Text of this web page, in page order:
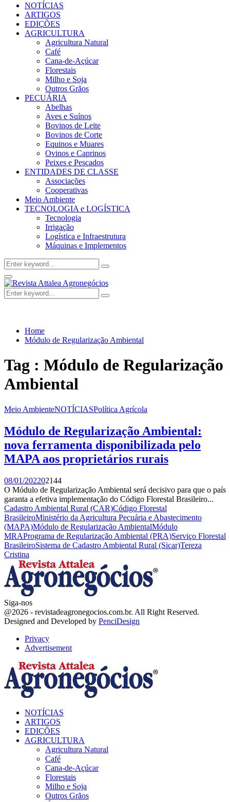
NOTÍCIAS
ARTIGOS
EDIÇÕES
AGRICULTURA
Agricultura Natural
Café
Cana-de-Açúcar
Florestais
Milho e Soja
Outros Grãos
PECUÁRIA
Abelhas
Aves e Suínos
Bovinos de Leite
Bovinos de Corte
Equinos e Muares
Ovinos e Caprinos
Peixes e Pescados
ENTIDADES DE CLASSE
Associações
Cooperativas
Meio Ambiente
TECNOLOGIA e LOGÍSTICA
Tecnologia
Irrigação
Logística e Infraestrutura
Máquinas e Implementos
Search
for:
Search
Facebook
Twitter
Instagram
Linkedin
Youtube
Email
Primary
Menu
Search
for:
Search
Home
Módulo de Regularização Ambiental
Tag : Módulo de Regularização
Ambiental
Meio AmbienteNOTÍCIASPolítica Agrícola
Módulo de Regularização Ambiental:
nova ferramenta disponibilizada pelo
MAPA aos proprietários rurais
08/01/202202144
O Módulo de Regularização Ambiental será decisivo para que o país
garanta a efetiva implementação do Código Florestal Brasileiro...
Cadastro Ambiental Rural (CAR)Código Florestal
BrasileiroMinistério da Agricultura Pecuária e Abastecimento
(MAPA)Módulo de Regularização AmbientalMódulo
MRAPrograma de Regularização Ambiental (PRA)Serviço Florestal
BrasileiroSistema de Cadastro Ambiental Rural (Sicar)Tereza
Cristina
Siga-nos
Facebook
Twitter
Instagram
Linkedin
Youtube
Email
@2026 - revistadeagronegocios.com.br. All Right Reserved.
Designed and Developed by PenciDesign
Privacy
Advertisement
NOTÍCIAS
ARTIGOS
EDIÇÕES
AGRICULTURA
Agricultura Natural
Café
Cana-de-Açúcar
Florestais
Milho e Soja
Outros Grãos